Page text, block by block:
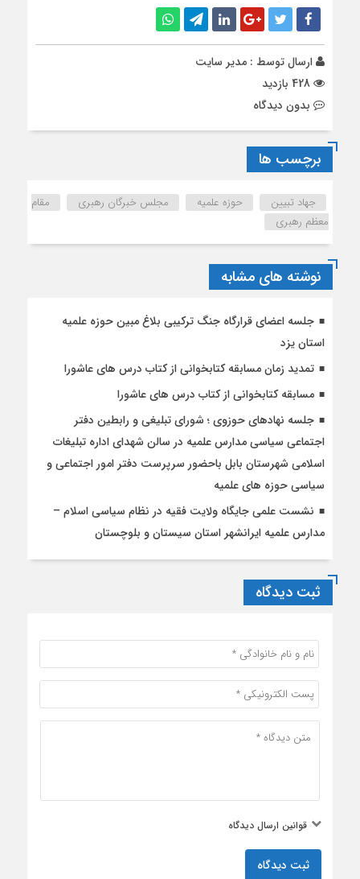
ارسال توسط : مدیر سایت
بدون دیدگاه
برچسب ها
جهاد تبیین حوزه علمیه مجلس خبرگان رهبری
مقام
معظم رهبری
نوشته های مشابه
جلسه اعضای قرارگاه جنگ ترکیبی بلاغ مبین حوزه علمیه
استان یزد
تمدید زمان مسابقه کتابخوانی از کتاب درس های عاشورا
مسابقه کتابخوانی از کتاب درس های عاشورا
جلسه نهادهای حوزوی ؛ شورای تبلیغی و رابطین دفتر
اجتماعی سیاسی مدارس علمیه در سالن شهدای اداره تبلیغات
اسلامی شهرستان بابل باحضور سرپرست دفتر امور اجتماعی و
سیاسی حوزه های علمیه
نشست علمی جایگاه ولایت فقیه در نظام سیاسی اسلام –
مدارس علمیه ایرانشهر استان سیستان و بلوچستان
ثبت دیدگاه
قوانین ارسال دیدگاه
ثبت دیدگاه